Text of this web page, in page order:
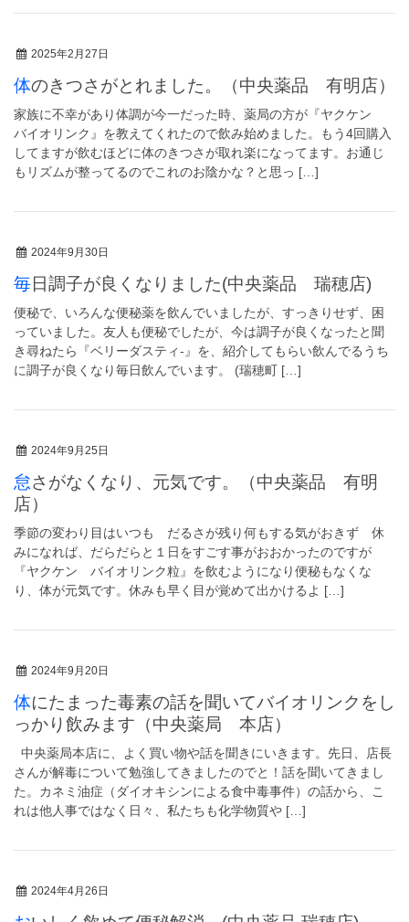
2025年2月27日
体のきつさがとれました。（中央薬品 有明店）
家族に不幸があり体調が今一だった時、薬局の方が『ヤクケン
バイオリンク』を教えてくれたので飲み始めました。もう4回購入
してますが飲むほどに体のきつさが取れ楽になってます。お通じ
もリズムが整ってるのでこれのお陰かな？と思っ […]
2024年9月30日
毎日調子が良くなりました(中央薬品 瑞穂店)
便秘で、いろんな便秘薬を飲んでいましたが、すっきりせず、困
っていました。友人も便秘でしたが、今は調子が良くなったと聞
き尋ねたら『ベリーダスティ-』を、紹介してもらい飲んでるうち
に調子が良くなり毎日飲んでいます。 (瑞穂町 […]
2024年9月25日
怠さがなくなり、元気です。（中央薬品 有明
店）
季節の変わり目はいつも だるさが残り何もする気がおきず 休
みになれば、だらだらと１日をすごす事がおおかったのですが
『ヤクケン バイオリンク粒』を飲むようになり便秘もなくな
り、体が元気です。休みも早く目が覚めて出かけるよ […]
2024年9月20日
体にたまった毒素の話を聞いてバイオリンクをし
っかり飲みます（中央薬局 本店）
中央薬局本店に、よく買い物や話を聞きにいきます。先日、店長
さんが解毒について勉強してきましたのでと！話を聞いてきまし
た。カネミ油症（ダイオキシンによる食中毒事件）の話から、こ
れは他人事ではなく日々、私たちも化学物質や […]
2024年4月26日